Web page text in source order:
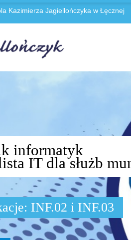
Kazimierza Jagiellończyka w Łęcznej
informatyk
IT dla służb
INF.02 i INF.03